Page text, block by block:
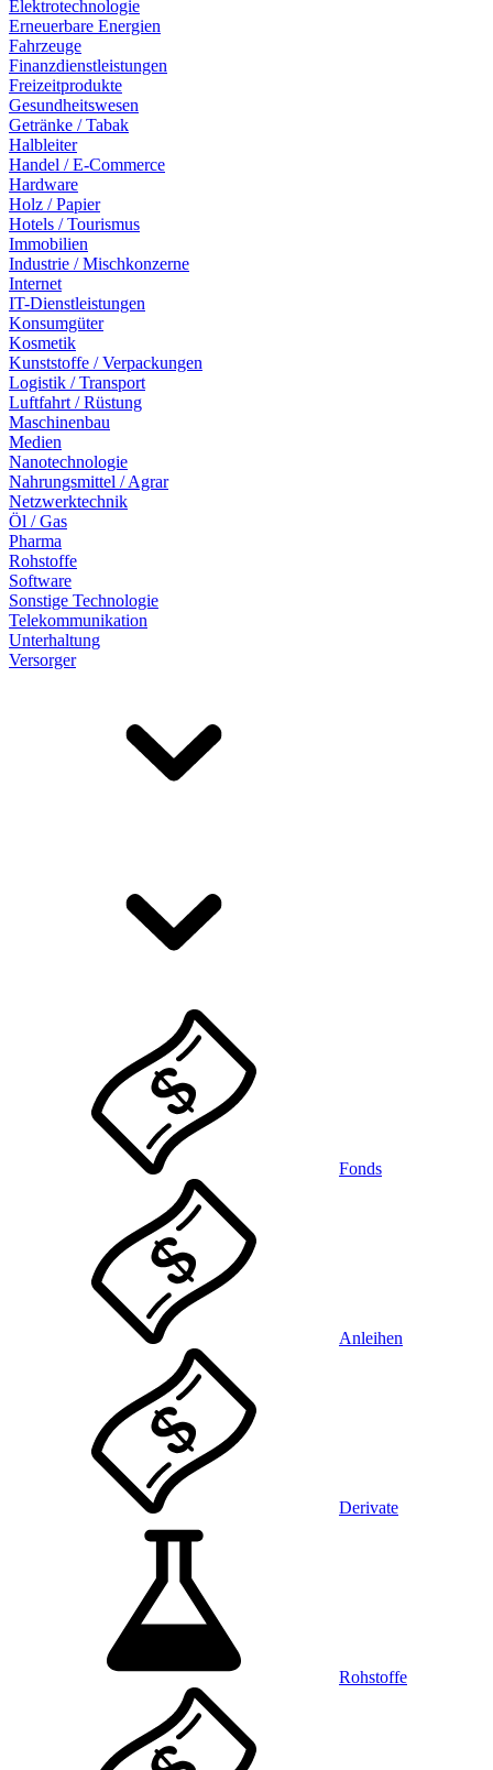
Elektrotechnologie
Erneuerbare Energien
Fahrzeuge
Finanzdienstleistungen
Freizeitprodukte
Gesundheitswesen
Getränke / Tabak
Halbleiter
Handel / E-Commerce
Hardware
Holz / Papier
Hotels / Tourismus
Immobilien
Industrie / Mischkonzerne
Internet
IT-Dienstleistungen
Konsumgüter
Kosmetik
Kunststoffe / Verpackungen
Logistik / Transport
Luftfahrt / Rüstung
Maschinenbau
Medien
Nanotechnologie
Nahrungsmittel / Agrar
Netzwerktechnik
Öl / Gas
Pharma
Rohstoffe
Software
Sonstige Technologie
Telekommunikation
Unterhaltung
Versorger
Fonds
Anleihen
Derivate
Rohstoffe